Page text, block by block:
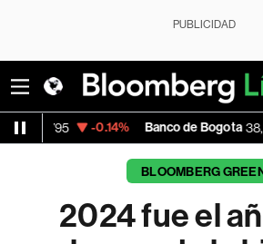
PUBLICIDAD
-0.14% Banco de Bogota 38,900.00
BLOOMBERG
2024 fue el